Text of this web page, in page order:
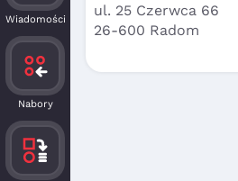
Wiadomości
Nabory
ul. 25 Czerwca 66
26-600 Radom